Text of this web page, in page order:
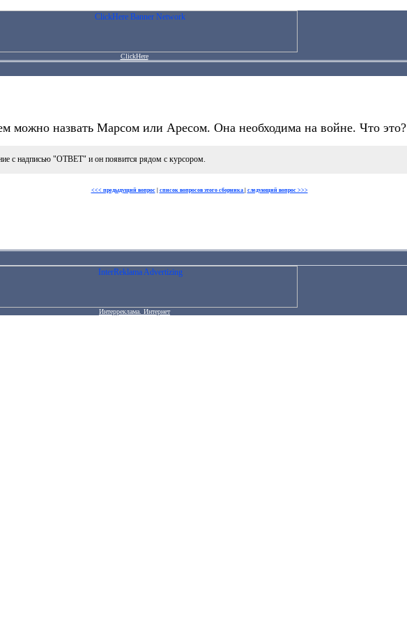
ClickHere
можно назвать Марсом или Аресом. Она необходима на войне. Что это?
с надписью "ОТВЕТ" и он появится рядом с курсором.
<<< предыдущий вопрос| список вопросов этого сборника следующий вопрос >>>
Интерреклама. Интернет